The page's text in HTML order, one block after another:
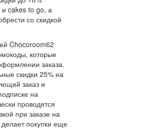
и cakes to go, а
со скидкой
Chocoroom62
которые
заказа.
скидки 25% на
заказ и
на
проводятся
при заказе на
покупки еще